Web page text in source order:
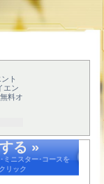
ト
エン
料オ
る »
ミニスター･コースを
リック